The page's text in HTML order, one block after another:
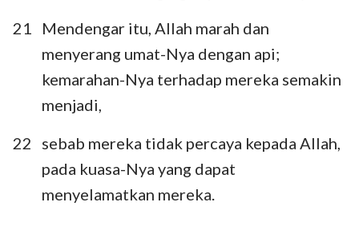
21
Mendengar itu, Allah marah dan
menyerang umat-Nya dengan api;
kemarahan-Nya terhadap mereka semakin
menjadi,
22
sebab mereka tidak percaya kepada Allah,
pada kuasa-Nya yang dapat
menyelamatkan mereka.